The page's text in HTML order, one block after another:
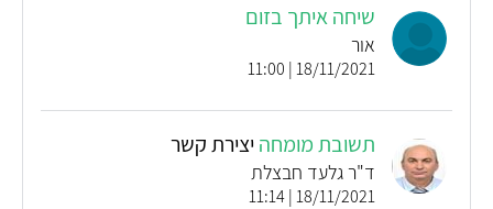
שיחה איתך בזום
אור
18/11/2021 | 11:00
תשובת מומחהיצירת קשר
ד"ר גלעד חבצלת
18/11/2021 | 11:14